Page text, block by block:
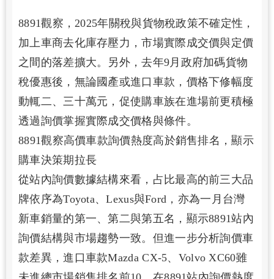
8891觀察，2025年關稅與貨物稅政策不確定性，
加上車商去化庫存壓力，市場實際成交價與定價
之間的落差擴大。另外，去年9月政府加碼貨物
稅優惠後，無論國產或進口車款，價格下修幅度
動輒二、三十萬元，促使購車族在進場前更積極
透過詢價掌握實際成交價格與條件。
8891觀察高價車款詢價熱度高於銷售排名，顯示
購車決策期拉長
從站內詢價數據結構來看，占比最高的前三大品
牌依序為Toyota、Lexus與Ford，亦為一月台灣
新車銷量的第一、第二與第五名，顯示8891站內
詢價結構與市場趨勢一致。但進一步分析詢價車
款差異，進口車款Mazda CX-5、Volvo XC60雖